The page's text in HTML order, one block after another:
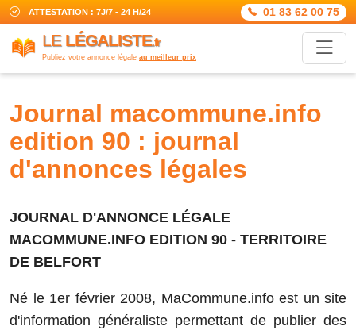
ATTESTATION : 7J/7 - 24 H/24 01 83 62 00 75
LE LÉGALISTE.fr
Publiez votre annonce légale au meilleur prix
journal macommune.info
edition 90 : journal
d'annonces légales
JOURNAL D'ANNONCE LÉGALE
MACOMMUNE.INFO EDITION 90 - TERRITOIRE
DE BELFORT
Né le 1er février 2008, MaCommune.info est un site
d'information généraliste permettant de publier des